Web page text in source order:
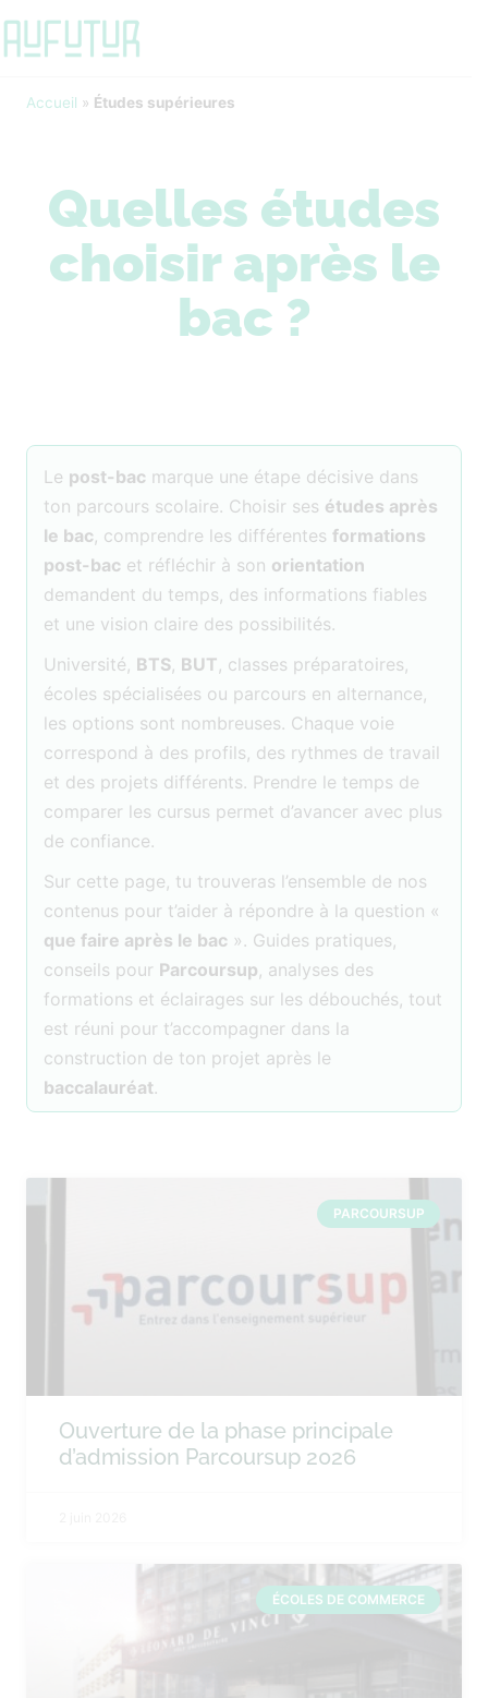
Accueil » Études supérieures
Quelles études
choisir après le
bac ?
Le post-bac marque une étape décisive dans
ton parcours scolaire. Choisir ses études après
le bac, comprendre les différentes formations
post-bac et réfléchir à son orientation
demandent du temps, des informations fiables
et une vision claire des possibilités.
Université, BTS, BUT, classes préparatoires,
écoles spécialisées ou parcours en alternance,
les options sont nombreuses. Chaque voie
correspond à des profils, des rythmes de travail
et des projets différents. Prendre le temps de
comparer les cursus permet d’avancer avec plus
de confiance.
Sur cette page, tu trouveras l’ensemble de nos
contenus pour t’aider à répondre à la question «
que faire après le bac ». Guides pratiques,
conseils pour Parcoursup, analyses des
formations et éclairages sur les débouchés, tout
est réuni pour t’accompagner dans la
construction de ton projet après le
baccalauréat.
PARCOURSUP
Ouverture de la phase principale
d’admission Parcoursup 2026
ÉCOLES DE COMMERCE